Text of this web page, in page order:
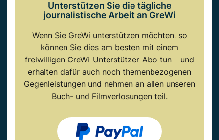
Unterstützen Sie die tägliche
journalistische Arbeit an GreWi
Wenn Sie GreWi unterstützen möchten, so
können Sie dies am besten mit einem
freiwilligen GreWi-Unterstützer-Abo tun – und
erhalten dafür auch noch themenbezogenen
Gegenleistungen und nehmen an allen unseren
Buch- und Filmverlosungen teil.